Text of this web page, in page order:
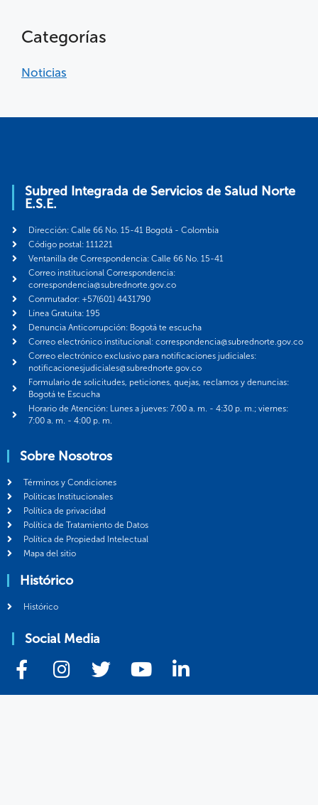
Categorías
Noticias
Subred Integrada de Servicios de Salud Norte
E.S.E.
Dirección: Calle 66 No. 15-41 Bogotá - Colombia
Código postal: 111221
Ventanilla de Correspondencia: Calle 66 No. 15-41
Correo institucional Correspondencia:
correspondencia@subrednorte.gov.co
Conmutador: +57(601) 4431790
Línea Gratuita: 195
Denuncia Anticorrupción: Bogotá te escucha
Correo electrónico institucional: correspondencia@subrednorte.gov.co
Correo electrónico exclusivo para notificaciones judiciales:
notificacionesjudiciales@subrednorte.gov.co
Formulario de solicitudes, peticiones, quejas, reclamos y denuncias:
Bogotá te Escucha
Horario de Atención: Lunes a jueves: 7:00 a. m. - 4:30 p. m.; viernes:
7:00 a. m. - 4:00 p. m.
Sobre Nosotros
Términos y Condiciones
Politicas Institucionales
Política de privacidad
Política de Tratamiento de Datos
Política de Propiedad Intelectual
Mapa del sitio
Histórico
Histórico
Social Media